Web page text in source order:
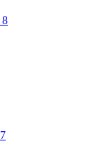
8
7